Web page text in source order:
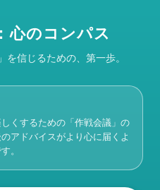
心のコンパス
信じるための、第一歩。
くするための「作戦会議」の
アドバイスがより心に届くよ
。